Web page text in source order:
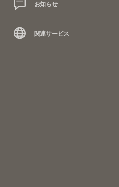
お知らせ
関連サービス